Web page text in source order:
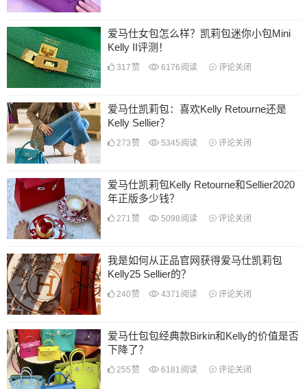
爱马仕女包怎么样？凯莉包迷你小包Mini
Kelly II评测！
317 赞 6176 阅读 评论关闭
爱马仕凯莉包：喜欢Kelly Retourne还是
Kelly Sellier？
273 赞 5345 阅读 评论关闭
爱马仕凯莉包Kelly Retourne和Sellier2020
年正版多少钱？
271 赞 5098 阅读 评论关闭
我是如何从正品官网获得爱马仕凯莉包
Kelly25 Sellier的？
240 赞 4371 阅读 评论关闭
爱马仕包包经典款Birkin和Kelly的价值是否
下降了？
255 赞 6181 阅读 评论关闭